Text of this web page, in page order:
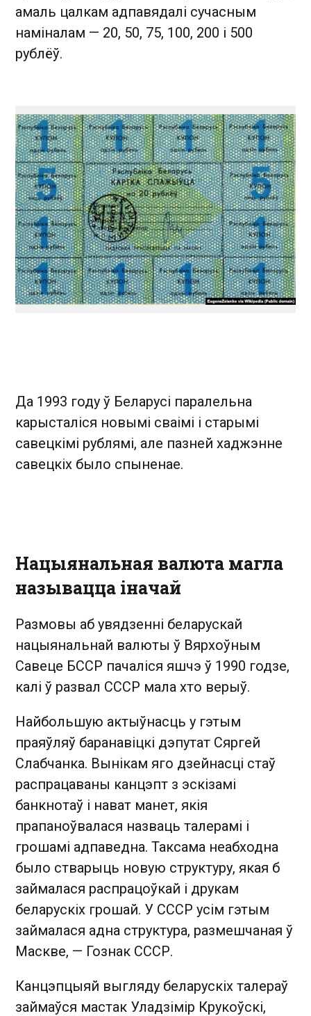
амаль цалкам адпавядалі сучасным
наміналам — 20, 50, 75, 100, 200 і 500
рублёў.
Да 1993 году ў Беларусі паралельна
карысталіся новымі сваімі і старымі
савецкімі рублямі, але пазней хаджэнне
савецкіх было спыненае.
Нацыянальная валюта магла
называцца іначай
Размовы аб увядзенні беларускай
нацыянальнай валюты ў Вярхоўным
Савеце БССР пачаліся яшчэ ў 1990 годзе,
калі ў развал СССР мала хто верыў.
Найбольшую актыўнасць у гэтым
праяўляў баранавіцкі дэпутат Сяргей
Слабчанка. Вынікам яго дзейнасці стаў
распрацаваны канцэпт з эскізамі
банкнотаў і нават манет, якія
прапаноўвалася назваць талерамі і
грошамі адпаведна. Таксама неабходна
было стварыць новую структуру, якая б
займалася распрацоўкай і друкам
беларускіх грошай. У СССР усім гэтым
займалася адна структура, размешчаная ў
Маскве, — Гознак СССР.
Канцэпцыяй выгляду беларускіх талераў
займаўся мастак Уладзімір Крукоўскі,